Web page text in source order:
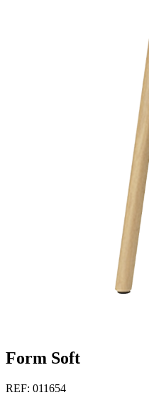
Form Soft
REF: 011654